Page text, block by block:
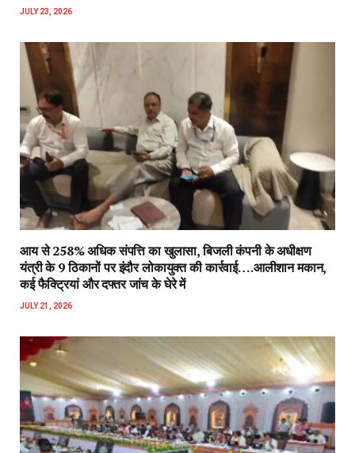
JULY 23, 2026
आय से 258% अधिक संपत्ति का खुलासा, बिजली कंपनी के अधीक्षण
यंत्री के 9 ठिकानों पर इंदौर लोकायुक्त की कार्रवाई….आलीशान मकान,
कई फैक्ट्रियां और दफ्तर जांच के घेरे में
JULY 21, 2026